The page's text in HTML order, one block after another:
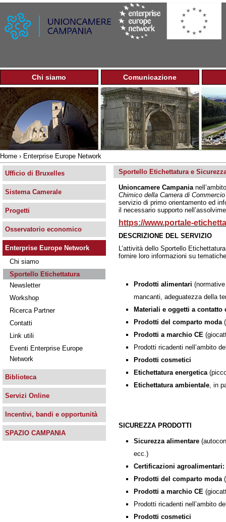
Jump to navigation
M
e
n
u
p
r
n
c
p
a
e
Chi siamo Comunicazione
Tu
sei
qui
Home › Enterprise Europe Network
Sportello Etichettatura e
Unioncamere Campania
Chimico della Camera di Commercio
servizio di primo orientamento ed
il necessario supporto
https://www.portale-
DESCRIZIONE DEL SERVIZIO
L’attività dello Sportello
fornire loro informazioni su
Prodotti alimentari
mancanti, adeguatezza della
Materiali e oggetti a
Prodotti del comparto moda
Prodotti a marchio CE
Prodotti ricadenti nell’ambito
Prodotti cosmetici
Etichettatura energetica
Etichettatura ambientale , in
SICUREZZA PRODOTTI
Sicurezza alimentare
ecc.)
Certificazioni agroalimentari:
Prodotti del comparto moda
Prodotti a marchio CE
Prodotti ricadenti nell’ambito
Prodotti cosmetici
Ufficio di Bruxelles
Sistema Camerale
Progetti
Osservatorio economico
Enterprise Europe Network
Chi siamo
Sportello Etichettatura
Newsletter
Workshop
Ricerca Partner
Contatti
Link utili
Eventi Enterprise Europe
Network
Biblioteca
Servizi Online
Incentivi, bandi e opportunità
SPAZIO CAMPANIA